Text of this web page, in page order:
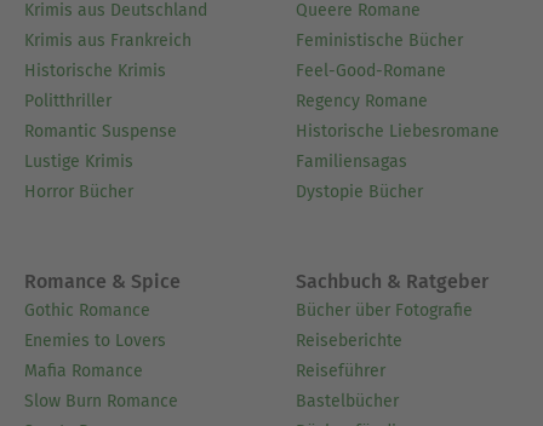
Krimis aus Deutschland
Krimis aus Frankreich
Historische Krimis
Politthriller
Romantic Suspense
Lustige Krimis
Horror Bücher
Queere Romane
Feministische Bücher
Feel-Good-Romane
Regency Romane
Historische Liebesromane
Familiensagas
Dystopie Bücher
Romance & Spice
Gothic Romance
Enemies to Lovers
Mafia Romance
Slow Burn Romance
Sachbuch & Ratgeber
Bücher über Fotografie
Reiseberichte
Reiseführer
Bastelbücher